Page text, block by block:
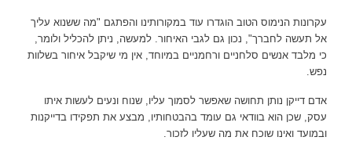
עקרונות הנימוס הטוב הוגדרו עוד במקורותינו והפתגם "מה ששנוא עליך
אל תעשה לחברך", נכון גם לגבי האיחור. למעשה, ניתן להכליל ולומר,
כי מלבד אנשים סלחניים ורחמניים במיוחד, אין מי שיקבל איחור בשלוות
נפש.
אדם דייקן נותן תחושה שאפשר לסמוך עליו, שנוח ונעים לעשות איתו
עסק, שכן הוא בוודאי גם עומד בהבטחותיו, מבצע את תפקידו בדייקנות
ובמועד ואינו שוכח את מה שעליו לזכור.
טקסט